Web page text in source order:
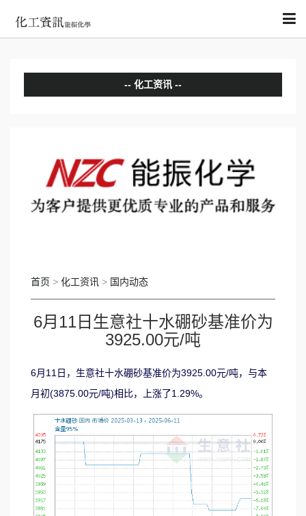
化工资讯
国际动态
首页 > 化工资讯 > 国内动态
6月11日生意社十水硼砂基准价为
3925.00元/吨
6月11日，生意社十水硼砂基准价为3925.00元/吨，与本
月初(3875.00元/吨)相比，上涨了1.29%。